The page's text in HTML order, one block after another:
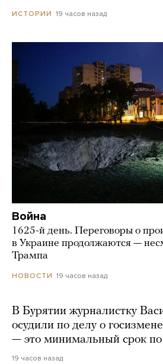
ИСТОРИИ 19 часов назад
Война
1625-й день. Переговоры о
в Украине продолжаются —
Трампа
НОВОСТИ 19 часов назад
В Бурятии журналистку
осудили по делу о
— это минимальный срок по
19 часов назад